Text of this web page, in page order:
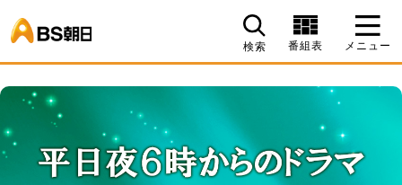
検索 番組表 メニュー